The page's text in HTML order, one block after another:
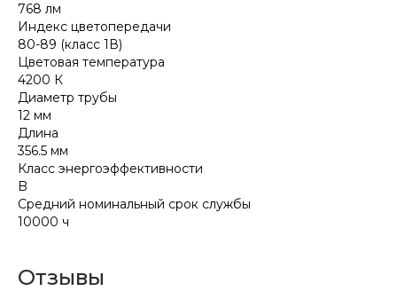
768 лм
Индекс цветопередачи
80-89 (класс 1В)
Цветовая температура
4200 К
Диаметр трубы
12 мм
Длина
356.5 мм
Класс энергоэффективности
B
Средний номинальный срок службы
10000 ч
Отзывы